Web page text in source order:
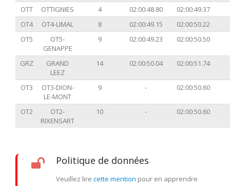
OTT OTTIGNIES 4 02:00:48.80
02:00:49.37
OT4
OT4-LIMAL 8 02:00:49.15
02:00:50.22
OT5
OT5-
GENAPPE
9 02:00:49.23 02:00:50.50
GRZ
GRAND
LEEZ
14 02:00:50.04 02:00:51.74
OT3
OT3-DION-
LE-MONT
9 - 02:00:50.60
OT2
OT2-
RIXENSART
10 - 02:00:50.60
Politique de données
Veuillez lire cette mention pour en apprendre